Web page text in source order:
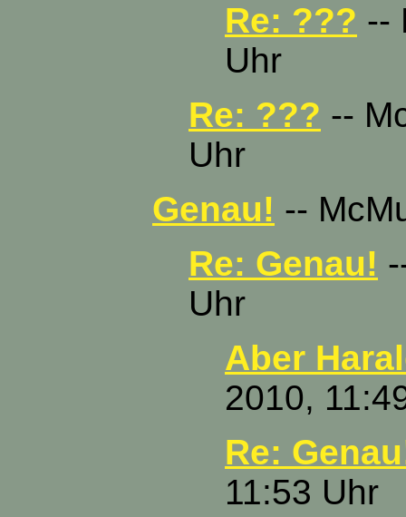
Re: ??? --
Uhr
Re: ??? --
Uhr
Genau! --
Re: Genau!
Uhr
Aber
2010,
Re:
11:53 Uhr